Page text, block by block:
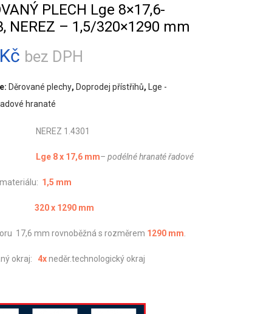
PLECH Lge 8×17,6-
NEREZ – 1,5/320×1290 mm
Kč bez DPH
Děrované plechy, Doprodej přístřihů, Lge -
hranaté
NEREZ 1.4301
Lge 8 x 17,6 mm– podélné hranaté řadové
1,5 mm
320 x 1290 mm
17,6 mm rovnoběžná s rozměrem 1290 mm
okraj: 4xneděr.technologický okraj